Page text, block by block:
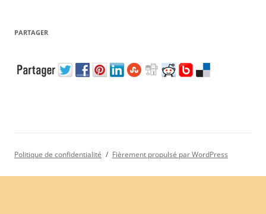
PARTAGER
Politique de confidentialité Fièrement propulsé par WordPress